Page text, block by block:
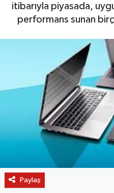
itibarıyla piyasada,
performans sunan
Paylaş